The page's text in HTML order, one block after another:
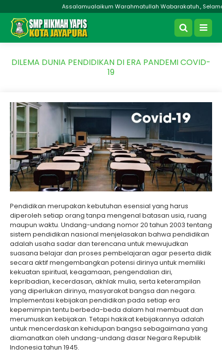
Assalamualaikum Warahmatullah Wabarakatuh.,
DILEMA DUNIA PENDIDIKAN DI ERA PANDEMI COVID-
19
Pendidikan merupakan kebutuhan esensial yang harus
diperoleh setiap orang tanpa mengenal batasan usia, ruang
maupun waktu. Undang-undang nomor 20 tahun 2003 tentang
sistem pendidikan nasional menjelasakan bahwa pendidikan
adalah usaha sadar dan terencana untuk mewujudkan
suasana belajar dan proses pembelajaran agar peserta didik
secara aktif mengembangkan potensi dirinya untuk memiliki
kekuatan spiritual, keagamaan, pengendalian diri,
kepribadian, kecerdasan, akhlak mulia, serta keterampilan
yang diperlukan dirinya, masyarakat bangsa dan negara.
Implementasi kebijakan pendidikan pada setiap era
kepemimpin tentu berbeda-beda dalam hal membuat dan
merumuskan kebijakan. Tetapi hakikat kebijakannya adalah
untuk mencerdaskan kehidupan bangsa sebagaimana yang
diamanatkan oleh undang-undang dasar Negara Republik
Indonesia tahun 1945.